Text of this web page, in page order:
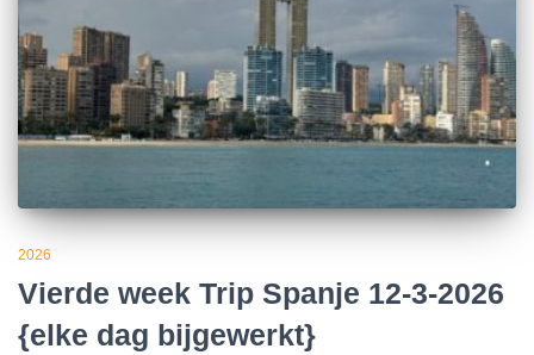
2026
Vierde week Trip Spanje 12-3-2026
{elke dag bijgewerkt}